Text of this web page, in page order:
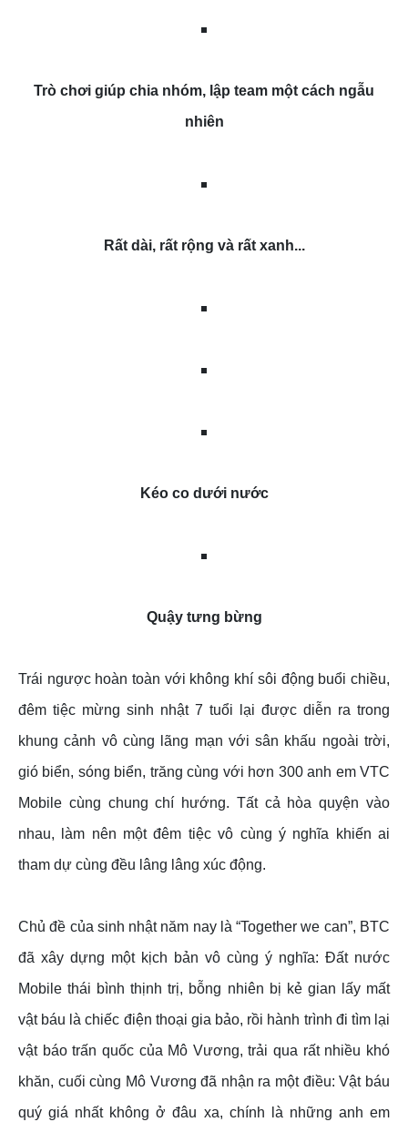
Trò chơi giúp chia nhóm, lập team một cách ngẫu
nhiên
Rất dài, rất rộng và rất xanh...
Kéo co dưới nước
Quậy tưng bừng
Trái ngược hoàn toàn với không khí sôi động buổi chiều,
đêm tiệc mừng sinh nhật 7 tuổi lại được diễn ra trong
khung cảnh vô cùng lãng mạn với sân khấu ngoài trời,
gió biển, sóng biển, trăng cùng với hơn 300 anh em VTC
Mobile cùng chung chí hướng. Tất cả hòa quyện vào
nhau, làm nên một đêm tiệc vô cùng ý nghĩa khiến ai
tham dự cùng đều lâng lâng xúc động.
Chủ đề của sinh nhật năm nay là “Together we can”, BTC
đã xây dựng một kịch bản vô cùng ý nghĩa: Đất nước
Mobile thái bình thịnh trị, bỗng nhiên bị kẻ gian lấy mất
vật báu là chiếc điện thoại gia bảo, rồi hành trình đi tìm lại
vật báo trấn quốc của Mô Vương, trải qua rất nhiều khó
khăn, cuối cùng Mô Vương đã nhận ra một điều: Vật báu
quý giá nhất không ở đâu xa, chính là những anh em